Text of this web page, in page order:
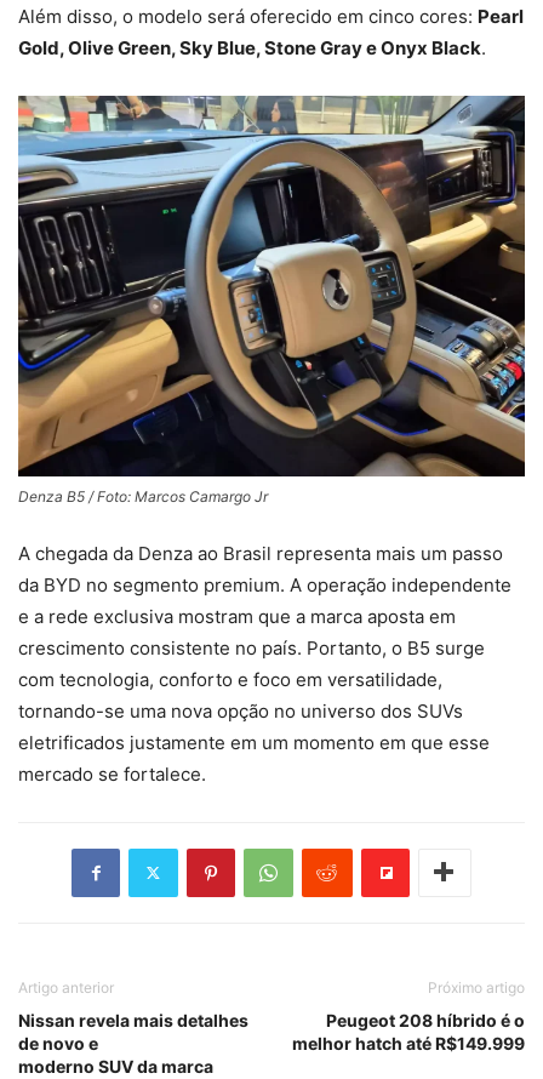
Além disso, o modelo será oferecido em cinco cores: Pearl
Gold, Olive Green, Sky Blue, Stone Gray e Onyx Black.
Denza B5 / Foto: Marcos Camargo Jr
A chegada da Denza ao Brasil representa mais um passo
da BYD no segmento premium. A operação independente
e a rede exclusiva mostram que a marca aposta em
crescimento consistente no país. Portanto, o B5 surge
com tecnologia, conforto e foco em versatilidade,
tornando-se uma nova opção no universo dos SUVs
eletrificados justamente em um momento em que esse
mercado se fortalece.
Artigo anterior
Nissan revela mais detalhes
de novo e
moderno SUV da marca
Próximo artigo
Peugeot 208 híbrido é o
melhor hatch até R$149.999